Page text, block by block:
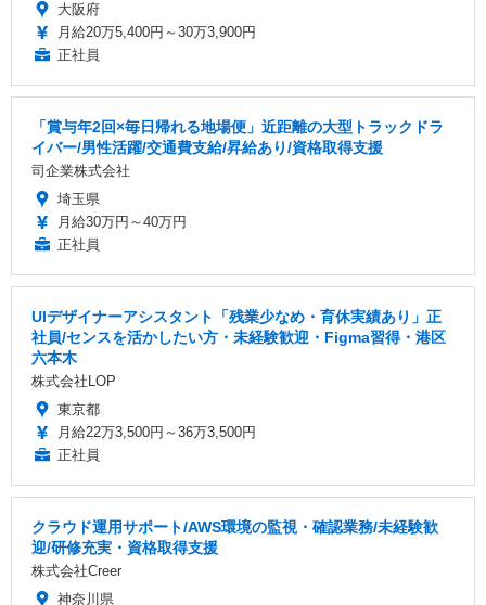
大阪府
月給20万5,400円～30万3,900円
正社員
「賞与年2回×毎日帰れる地場便」近距離の大型トラックドラ
イバー/男性活躍/交通費支給/昇給あり/資格取得支援
司企業株式会社
埼玉県
月給30万円～40万円
正社員
UIデザイナーアシスタント「残業少なめ・育休実績あり」正
社員/センスを活かしたい方・未経験歓迎・Figma習得・港区
六本木
株式会社LOP
東京都
月給22万3,500円～36万3,500円
正社員
クラウド運用サポート/AWS環境の監視・確認業務/未経験歓
迎/研修充実・資格取得支援
株式会社Creer
神奈川県